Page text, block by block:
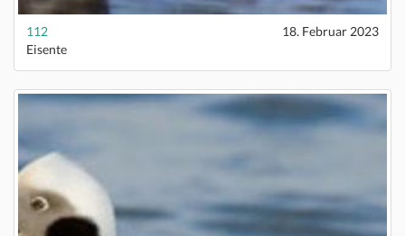
112
18. Februar 2023
Eisente